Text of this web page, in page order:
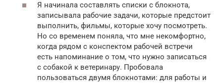
Я начинала составлять списки с блокнота,
записывала рабочие задачи, которые предстоит
выполнить, фильмы, которые хочу посмотреть.
Но со временем поняла, что мне некомфортно,
когда рядом с конспектом рабочей встречи
есть напоминание о том, что нужно записаться
с собакой к ветеринару. Пробовала
пользоваться двумя блокнотами: для работы и